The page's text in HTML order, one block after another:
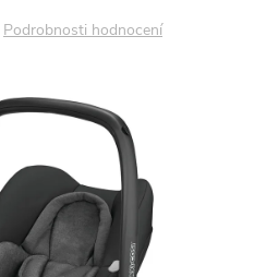
Podrobnosti hodnocení